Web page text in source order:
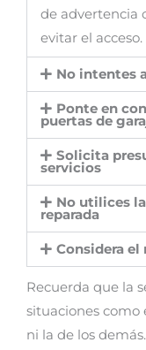
de advertencia
evitar el acceso.
No intentes
Ponte en
puertas de
Solicita
servicios
No utilices
reparada
Considera el
Recuerda que la
situaciones como
ni la de los